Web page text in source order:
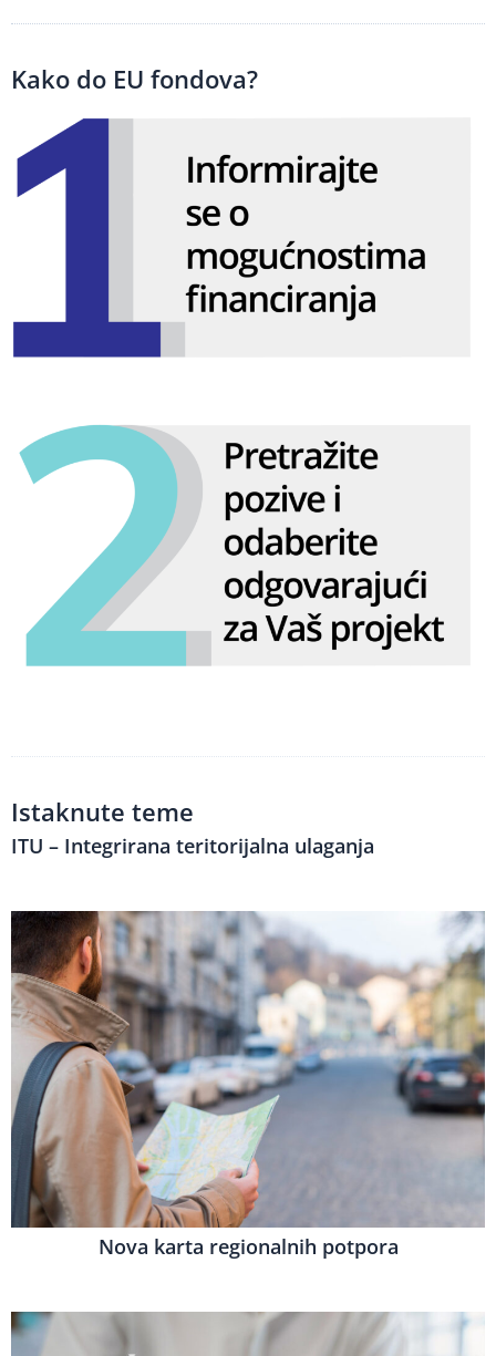
Kako do EU fondova?
Istaknute teme
ITU – Integrirana teritorijalna ulaganja
Nova karta regionalnih potpora